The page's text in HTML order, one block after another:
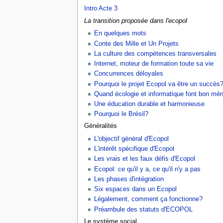
Intro Acte 3
La transition proposée dans l'ecopol
En quelques mots
Conte des Mille et Un Projets
La culture des compétences transversales
Internet, moteur de formation toute sa vie
Concurrences déloyales
Pourquoi le projet Ecopol va être un succès?
Quand écologie et informatique font bon
Une éducation durable et harmonieuse
Pourquoi le Brésil?
Généralités
L'objectif général d'Ecopol
L'intérêt spécifique d'Ecopol
Les vrais et les faux défis d'Ecopol
Ecopol: ce qu'il y a, ce qu'il n'y a pas
Les phases d'intégration
Six espaces dans un Ecopol
Légalement, comment ça fonctionne?
Préambule des statuts d'ECOPOL
Le système social